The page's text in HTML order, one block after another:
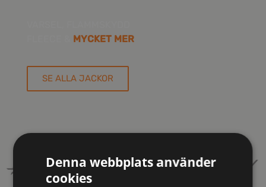
MYCKET MER
SE ALLA JACKOR
Denna webbplats använder
cookies